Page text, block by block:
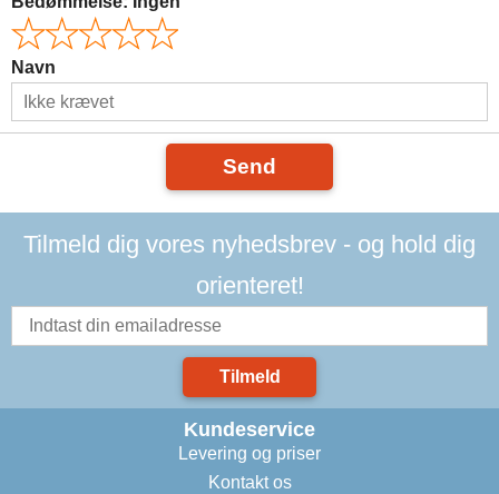
Navn
Send
Tilmeld dig vores nyhedsbrev - og hold dig
orienteret!
Tilmeld
Kundeservice
Levering og priser
Kontakt os